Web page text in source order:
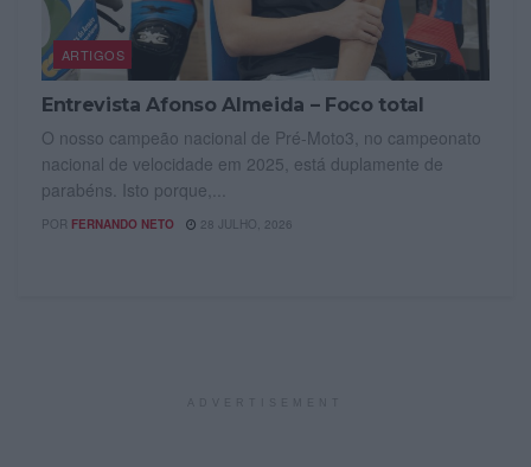
ARTIGOS
Entrevista Afonso Almeida – Foco total
O nosso campeão nacional de Pré-Moto3, no campeonato
nacional de velocidade em 2025, está duplamente de
parabéns. Isto porque,...
POR FERNANDO NETO 28 JULHO, 2026